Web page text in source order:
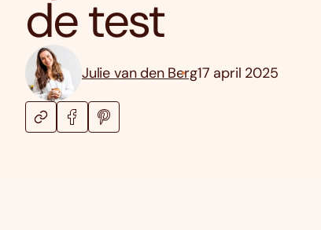
de test
Julie van den Berg17 april 2025